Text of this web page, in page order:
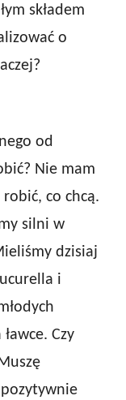
składem
o
od
Nie mam
co chcą.
silni w
dzisiaj
i
Czy